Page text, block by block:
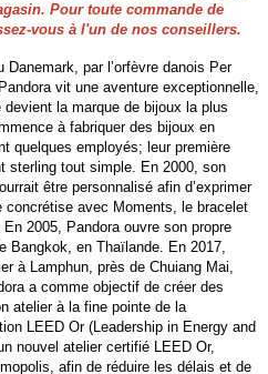
Pour toute commande de
vous à l'un de nos conseillers.
Danemark, par l’orfèvre danois Per
vit une aventure exceptionnelle,
la marque de bijoux la plus
à fabriquer des bijoux en
quelques employés; leur première
sterling tout simple. En 2000, son
être personnalisé afin d’exprimer
avec Moments, le bracelet
2005, Pandora ouvre son propre
Bangkok, en Thaïlande. En 2017,
à Lamphun, près de Chuiang Mai,
a comme objectif de créer des
atelier à la fine pointe de la
LEED Or (Leadership in Energy and
nouvel atelier certifié LEED Or,
afin de réduire les délais et de